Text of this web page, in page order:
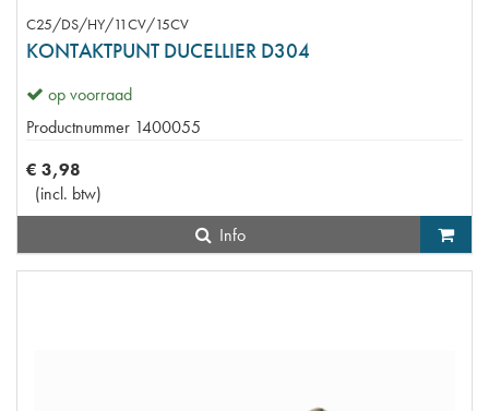
C25/DS/HY/11CV/15CV
KONTAKTPUNT DUCELLIER D304
op voorraad
Productnummer 1400055
€ 3,98
(incl. btw)
Info